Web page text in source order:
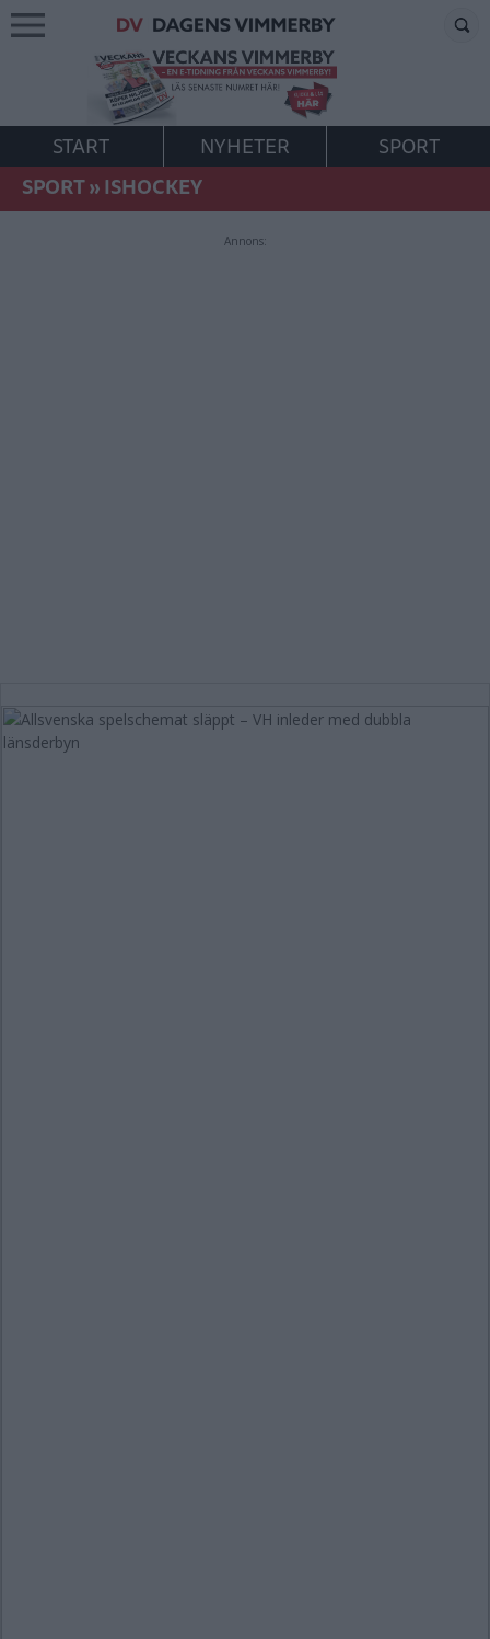
START NYHETER
SPORT
SPORT»ISHOCKEY
Annons: